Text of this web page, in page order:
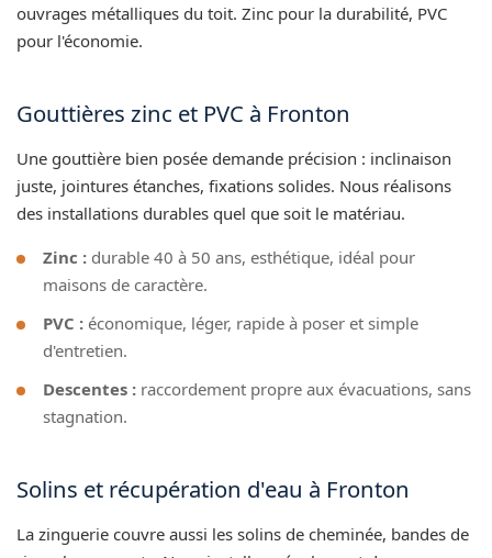
ouvrages métalliques du toit. Zinc pour la durabilité, PVC
pour l'économie.
Gouttières zinc et PVC à Fronton
Une gouttière bien posée demande précision : inclinaison
juste, jointures étanches, fixations solides. Nous réalisons
des installations durables quel que soit le matériau.
Zinc : durable 40 à 50 ans, esthétique, idéal pour
maisons de caractère.
PVC : économique, léger, rapide à poser et simple
d'entretien.
Descentes : raccordement propre aux évacuations, sans
stagnation.
Solins et récupération d'eau à Fronton
La zinguerie couvre aussi les solins de cheminée, bandes de